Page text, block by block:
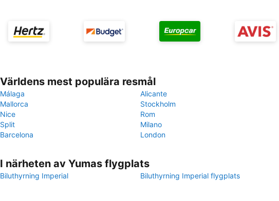
Världens mest populära resmål
Málaga
Alicante
Mallorca
Stockholm
Nice
Rom
Split
Milano
Barcelona
London
I närheten av Yumas flygplats
Biluthyrning Imperial Biluthyrning Imperial flygplats